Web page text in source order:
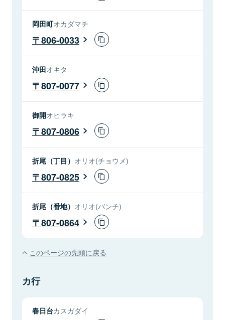
岡田町オカダマチ
806-0033
沖田オキタ
807-0077
御開オヒラキ
807-0806
折尾（丁目） オリオ(チョウメ)
807-0825
折尾（番地） オリオ(バンチ)
807-0864
このページの先頭に戻る
カ行
春日台カスガダイ